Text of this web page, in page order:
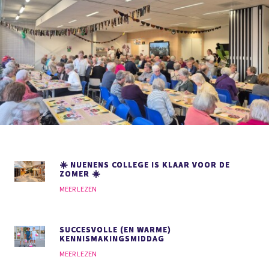
☀️ NUENENS COLLEGE IS KLAAR VOOR DE
ZOMER ☀️
MEER LEZEN
SUCCESVOLLE (EN WARME)
KENNISMAKINGSMIDDAG
MEER LEZEN